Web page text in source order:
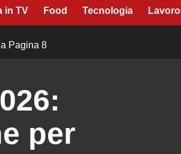
in TV Food Tecnologia Lavoro
Pagina 8
per